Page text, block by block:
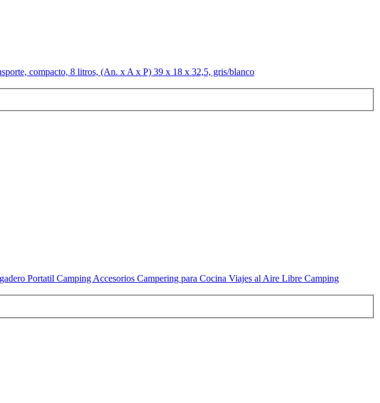
compacto, 8 litros, (An. x A x P) 39 x 18 x 32,5, gris/blanco
Portatil Camping Accesorios Campering para Cocina Viajes al Aire Libre Camping